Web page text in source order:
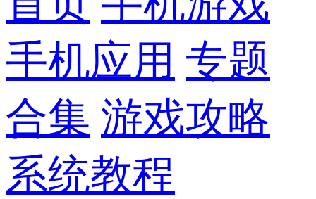
手机应用 专题
合集 游戏攻略
系统教程